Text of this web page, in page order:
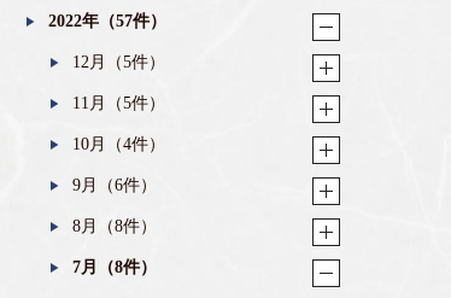
2022年（57件）
12月（5件）
11月（5件）
10月（4件）
9月（6件）
8月（8件）
7月（8件）